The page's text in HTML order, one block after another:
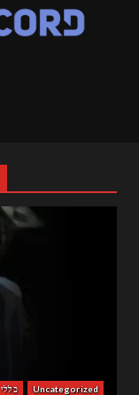
Uncategorized כללי